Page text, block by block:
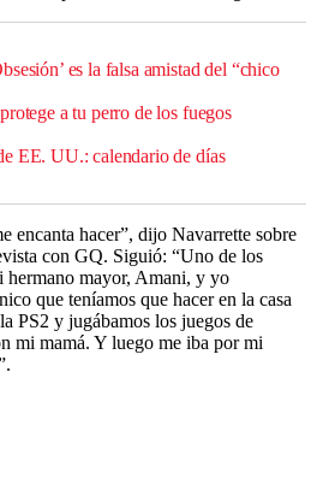
es la falsa amistad del “chico
a tu perro de los fuegos
EE. UU.: calendario de días
encanta hacer”, dijo Navarrette sobre
con GQ. Siguió: “Uno de los
hermano mayor, Amani, y yo
que teníamos que hacer en la casa
PS2 y jugábamos los juegos de
mi mamá. Y luego me iba por mi